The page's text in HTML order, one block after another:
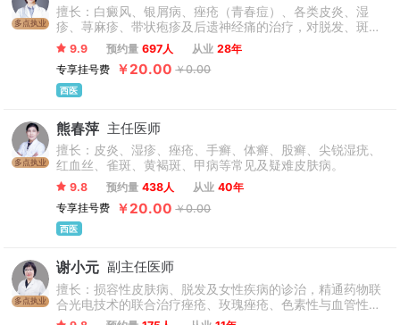
多点执业
擅长：白癜风、银屑病、痤疮（青春痘）、各类皮炎、湿
疹、荨麻疹、带状疱疹及后遗神经痛的治疗，对脱发、斑
秃、酒糟鼻、色素性疾病等有着非常丰富的临床经验。
9.9 预约量 697人 从业 28年
专享挂号费
￥20.00 ￥0.00
西医
多点执业
熊春萍 主任医师
擅长：皮炎、湿疹、痤疮、手癣、体癣、股癣、尖锐湿疣、
红血丝、雀斑、黄褐斑、甲病等常见及疑难皮肤病。
9.8 预约量 438人 从业 40年
专享挂号费
￥20.00 ￥0.00
西医
多点执业
谢小元 副主任医师
擅长：损容性皮肤病、脱发及女性疾病的诊治，精通药物联
合光电技术的联合治疗痤疮、玫瑰痤疮、色素性与血管性皮
肤病、瘢痕及皮肤老化等相关损容性疾病，具备深厚的专业